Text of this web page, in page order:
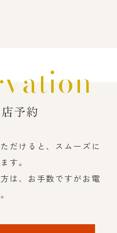
予約
だけると、スムーズに
す。
は、お手数ですがお電